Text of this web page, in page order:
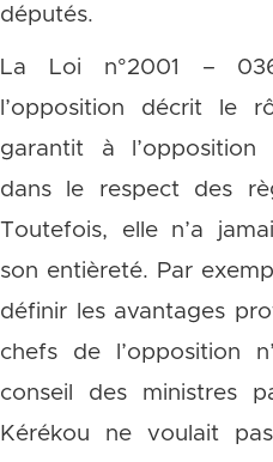
députés.
La Loi n°2001 –
l’opposition décrit le
garantit à l’opposition
dans le respect des
Toutefois, elle n’a
son entièreté. Par
définir les avantages
chefs de l’opposition
conseil des ministres
Kérékou ne voulait